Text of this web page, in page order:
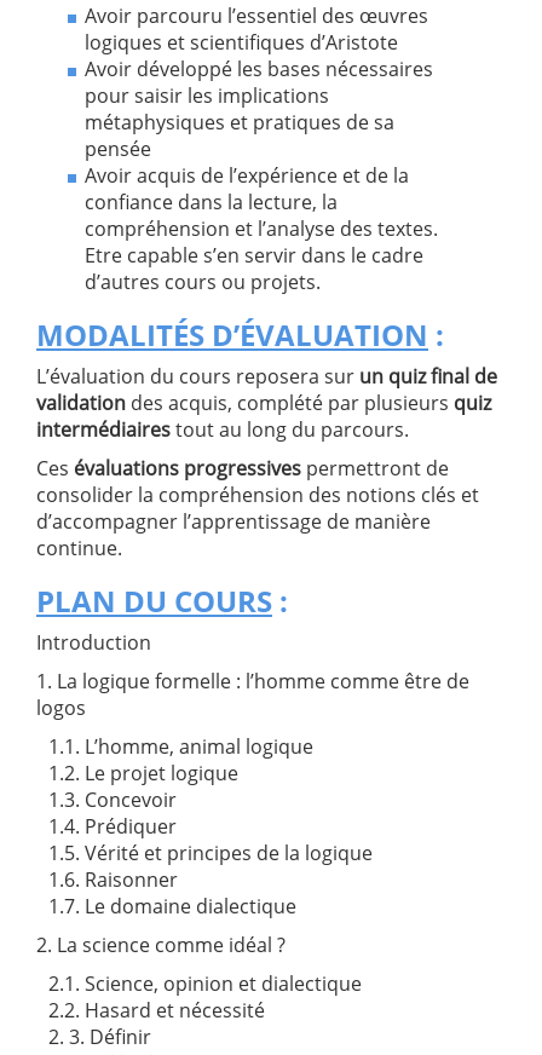
Avoir parcouru l’essentiel des œuvres
logiques et scientifiques d’Aristote
Avoir développé les bases nécessaires
pour saisir les implications
métaphysiques et pratiques de sa
pensée
Avoir acquis de l’expérience et de la
confiance dans la lecture, la
compréhension et l’analyse des textes.
Etre capable s’en servir dans le cadre
d’autres cours ou projets.
MODALITÉS D’ÉVALUATION :
L’évaluation du cours reposera sur un quiz final de
validation des acquis, complété par plusieurs quiz
intermédiairestout au long du parcours.
Ces évaluations progressives permettront de
consolider la compréhension des notions clés et
d’accompagner l’apprentissage de manière
continue.
PLAN DU COURS :
Introduction
1. La logique formelle : l’homme comme être de
logos
1.1. L’homme, animal logique
1.2. Le projet logique
1.3. Concevoir
1.4. Prédiquer
1.5. Vérité et principes de la logique
1.6. Raisonner
1.7. Le domaine dialectique
2. La science comme idéal ?
2.1. Science, opinion et dialectique
2.2. Hasard et nécessité
2. 3. Définir